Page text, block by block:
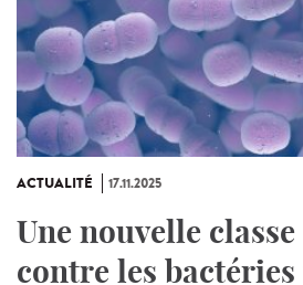
ACTUALITÉ 17.11.2025
Une nouvelle
contre les